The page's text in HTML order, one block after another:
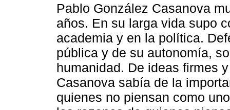
Pablo González Casanova
años. En su larga vida supo
academia y en la política.
pública y de su autonomía,
humanidad. De ideas firmes
Casanova sabía de la
quienes no piensan como